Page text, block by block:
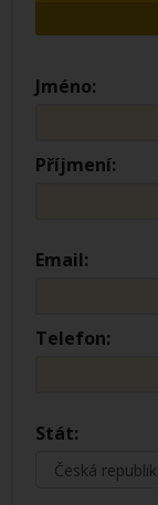
Jméno:
Příjmení:
Email:
Telefon:
Stát: